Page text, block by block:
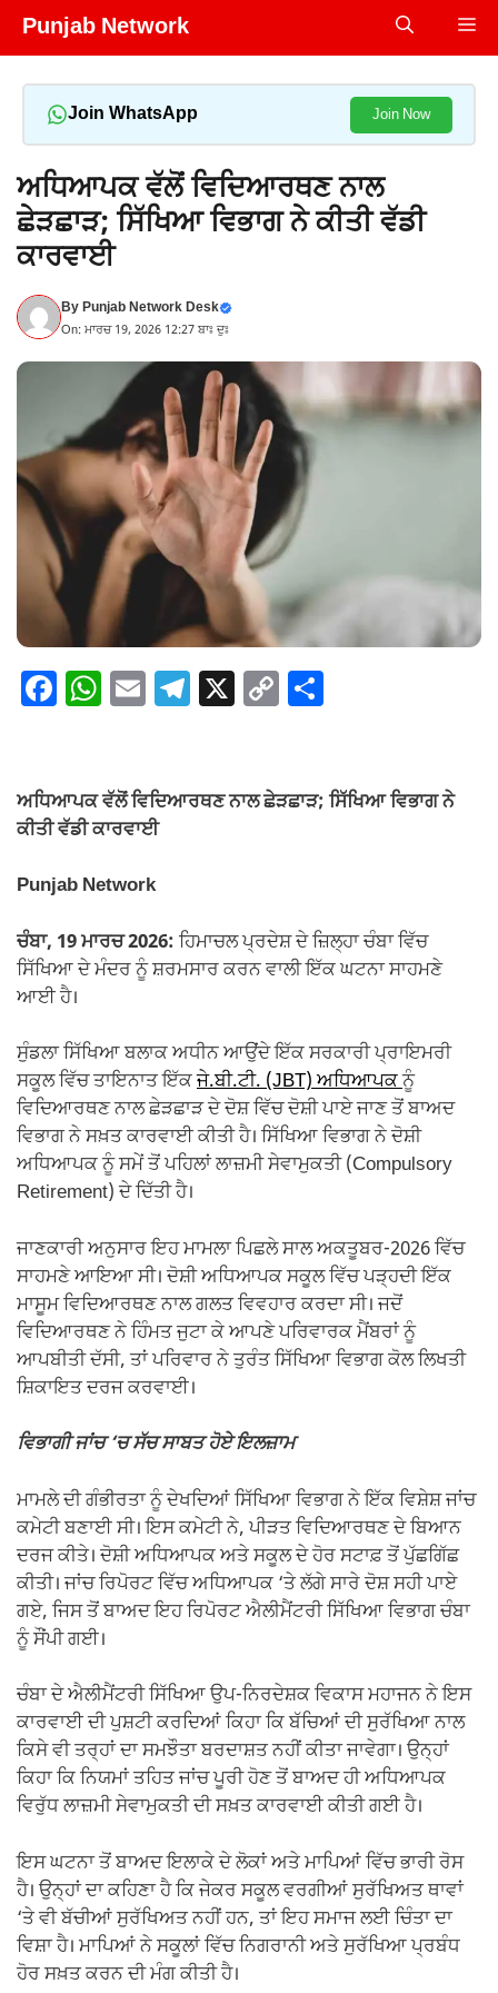
Skip
Punjab Network
Join WhatsApp Join Now
ਅਧਿਆਪਕ ਵੱਲੋਂ ਵਿਦਿਆਰਥਣ ਨਾਲ
ਛੇੜਛਾੜ; ਸਿੱਖਿਆ ਵਿਭਾਗ ਨੇ ਕੀਤੀ ਵੱਡੀ
ਕਾਰਵਾਈ
ByPunjab Network Desk
On: ਮਾਰਚ 19, 2026 12:27 ਬਾਃ ਦੁਃ
F
e
b
o
o
k
W
s
A
p
p
E T
gr
X C
y e
ਅਧਿਆਪਕ ਵੱਲੋਂ ਵਿਦਿਆਰਥਣ ਨਾਲ ਛੇੜਛਾੜ; ਸਿੱਖਿਆ ਵਿਭਾਗ ਨੇ
ਕੀਤੀ ਵੱਡੀ ਕਾਰਵਾਈ
Punjab Network
ਚੰਬਾ, 19 ਮਾਰਚ 2026: ਹਿਮਾਚਲ ਪ੍ਰਦੇਸ਼ ਦੇ ਜ਼ਿਲ੍ਹਾ ਚੰਬਾ ਵਿੱਚ
ਸਿੱਖਿਆ ਦੇ ਮੰਦਰ ਨੂੰ ਸ਼ਰਮਸਾਰ ਕਰਨ ਵਾਲੀ ਇੱਕ ਘਟਨਾ ਸਾਹਮਣੇ
ਆਈ ਹੈ।
ਸੁੰਡਲਾ ਸਿੱਖਿਆ ਬਲਾਕ ਅਧੀਨ ਆਉਂਦੇ ਇੱਕ ਸਰਕਾਰੀ ਪ੍ਰਾਇਮਰੀ
ਸਕੂਲ ਵਿੱਚ ਤਾਇਨਾਤ ਇੱਕਜੇ.ਬੀ.ਟੀ. (JBT) ਅਧਿਆਪਕਨੂੰ
ਵਿਦਿਆਰਥਣ ਨਾਲ ਛੇੜਛਾੜ ਦੇ ਦੋਸ਼ ਵਿੱਚ ਦੋਸ਼ੀ ਪਾਏ ਜਾਣ ਤੋਂ ਬਾਅਦ
ਵਿਭਾਗ ਨੇ ਸਖ਼ਤ ਕਾਰਵਾਈ ਕੀਤੀ ਹੈ। ਸਿੱਖਿਆ ਵਿਭਾਗ ਨੇ ਦੋਸ਼ੀ
ਅਧਿਆਪਕ ਨੂੰ ਸਮੇਂ ਤੋਂ ਪਹਿਲਾਂ ਲਾਜ਼ਮੀ ਸੇਵਾਮੁਕਤੀ (Compulsory
Retirement) ਦੇ ਦਿੱਤੀ ਹੈ।
ਜਾਣਕਾਰੀ ਅਨੁਸਾਰ ਇਹ ਮਾਮਲਾ ਪਿਛਲੇ ਸਾਲ ਅਕਤੂਬਰ-2026 ਵਿੱਚ
ਸਾਹਮਣੇ ਆਇਆ ਸੀ। ਦੋਸ਼ੀ ਅਧਿਆਪਕ ਸਕੂਲ ਵਿੱਚ ਪੜ੍ਹਦੀ ਇੱਕ
ਮਾਸੂਮ ਵਿਦਿਆਰਥਣ ਨਾਲ ਗਲਤ ਵਿਵਹਾਰ ਕਰਦਾ ਸੀ। ਜਦੋਂ
ਵਿਦਿਆਰਥਣ ਨੇ ਹਿੰਮਤ ਜੁਟਾ ਕੇ ਆਪਣੇ ਪਰਿਵਾਰਕ ਮੈਂਬਰਾਂ ਨੂੰ
ਆਪਬੀਤੀ ਦੱਸੀ, ਤਾਂ ਪਰਿਵਾਰ ਨੇ ਤੁਰੰਤ ਸਿੱਖਿਆ ਵਿਭਾਗ ਕੋਲ ਲਿਖਤੀ
ਸ਼ਿਕਾਇਤ ਦਰਜ ਕਰਵਾਈ।
ਵਿਭਾਗੀ ਜਾਂਚ ‘ਚ ਸੱਚ ਸਾਬਤ ਹੋਏ ਇਲਜ਼ਾਮ
ਮਾਮਲੇ ਦੀ ਗੰਭੀਰਤਾ ਨੂੰ ਦੇਖਦਿਆਂ ਸਿੱਖਿਆ ਵਿਭਾਗ ਨੇ ਇੱਕ ਵਿਸ਼ੇਸ਼ ਜਾਂਚ
ਕਮੇਟੀ ਬਣਾਈ ਸੀ। ਇਸ ਕਮੇਟੀ ਨੇ, ਪੀੜਤ ਵਿਦਿਆਰਥਣ ਦੇ ਬਿਆਨ
ਦਰਜ ਕੀਤੇ। ਦੋਸ਼ੀ ਅਧਿਆਪਕ ਅਤੇ ਸਕੂਲ ਦੇ ਹੋਰ ਸਟਾਫ਼ ਤੋਂ ਪੁੱਛਗਿੱਛ
ਕੀਤੀ। ਜਾਂਚ ਰਿਪੋਰਟ ਵਿੱਚ ਅਧਿਆਪਕ ‘ਤੇ ਲੱਗੇ ਸਾਰੇ ਦੋਸ਼ ਸਹੀ ਪਾਏ
ਗਏ, ਜਿਸ ਤੋਂ ਬਾਅਦ ਇਹ ਰਿਪੋਰਟ ਐਲੀਮੈਂਟਰੀ ਸਿੱਖਿਆ ਵਿਭਾਗ ਚੰਬਾ
ਨੂੰ ਸੌਂਪੀ ਗਈ।
ਚੰਬਾ ਦੇ ਐਲੀਮੈਂਟਰੀ ਸਿੱਖਿਆ ਉਪ-ਨਿਰਦੇਸ਼ਕ ਵਿਕਾਸ ਮਹਾਜਨ ਨੇ ਇਸ
ਕਾਰਵਾਈ ਦੀ ਪੁਸ਼ਟੀ ਕਰਦਿਆਂ ਕਿਹਾ ਕਿ ਬੱਚਿਆਂ ਦੀ ਸੁਰੱਖਿਆ ਨਾਲ
ਕਿਸੇ ਵੀ ਤਰ੍ਹਾਂ ਦਾ ਸਮਝੌਤਾ ਬਰਦਾਸ਼ਤ ਨਹੀਂ ਕੀਤਾ ਜਾਵੇਗਾ। ਉਨ੍ਹਾਂ
ਕਿਹਾ ਕਿ ਨਿਯਮਾਂ ਤਹਿਤ ਜਾਂਚ ਪੂਰੀ ਹੋਣ ਤੋਂ ਬਾਅਦ ਹੀ ਅਧਿਆਪਕ
ਵਿਰੁੱਧ ਲਾਜ਼ਮੀ ਸੇਵਾਮੁਕਤੀ ਦੀ ਸਖ਼ਤ ਕਾਰਵਾਈ ਕੀਤੀ ਗਈ ਹੈ।
ਇਸ ਘਟਨਾ ਤੋਂ ਬਾਅਦ ਇਲਾਕੇ ਦੇ ਲੋਕਾਂ ਅਤੇ ਮਾਪਿਆਂ ਵਿੱਚ ਭਾਰੀ ਰੋਸ
ਹੈ। ਉਨ੍ਹਾਂ ਦਾ ਕਹਿਣਾ ਹੈ ਕਿ ਜੇਕਰ ਸਕੂਲ ਵਰਗੀਆਂ ਸੁਰੱਖਿਅਤ ਥਾਵਾਂ
‘ਤੇ ਵੀ ਬੱਚੀਆਂ ਸੁਰੱਖਿਅਤ ਨਹੀਂ ਹਨ, ਤਾਂ ਇਹ ਸਮਾਜ ਲਈ ਚਿੰਤਾ ਦਾ
ਵਿਸ਼ਾ ਹੈ। ਮਾਪਿਆਂ ਨੇ ਸਕੂਲਾਂ ਵਿੱਚ ਨਿਗਰਾਨੀ ਅਤੇ ਸੁਰੱਖਿਆ ਪ੍ਰਬੰਧ
ਹੋਰ ਸਖ਼ਤ ਕਰਨ ਦੀ ਮੰਗ ਕੀਤੀ ਹੈ।